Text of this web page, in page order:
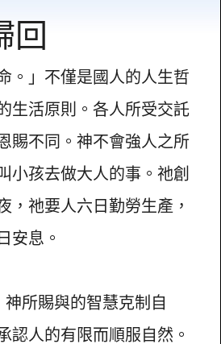
回
。」不僅是國人的人生哲
生活原則。各人所受交託
賜不同。神不會強人之所
小孩去做大人的事。祂創
，祂要人六日勤勞生產，
安息。
所賜與的智慧克制自
認人的有限而順服自然。